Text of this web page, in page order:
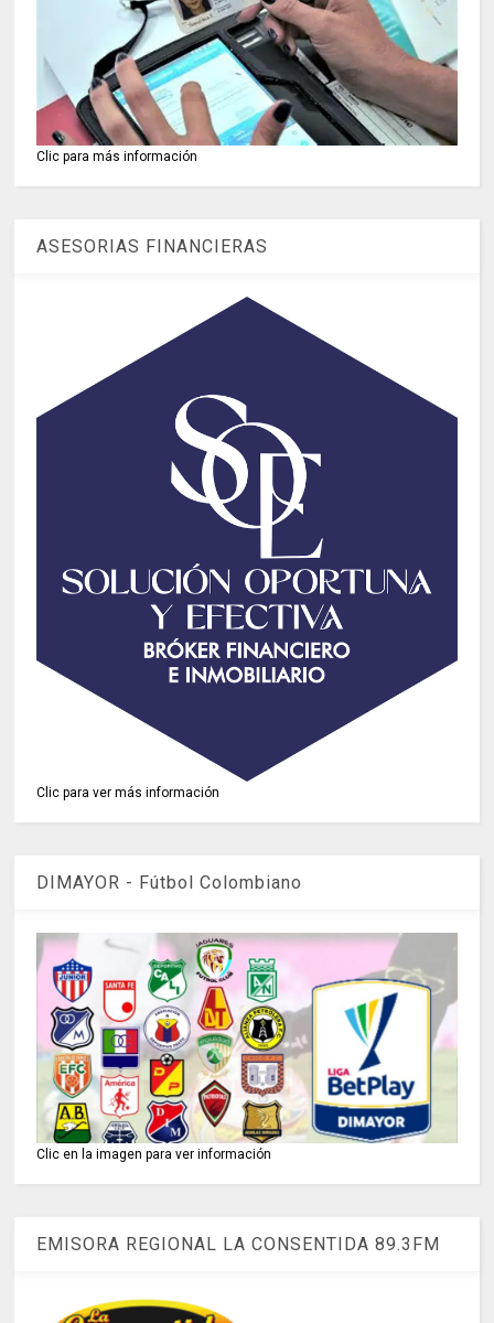
Clic para más información
ASESORIAS FINANCIERAS
Clic para ver más información
DIMAYOR - Fútbol Colombiano
Clic en la imagen para ver información
EMISORA REGIONAL LA CONSENTIDA 89.3FM